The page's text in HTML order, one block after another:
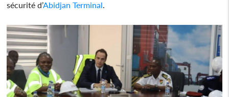
sécurité d’Abidjan Terminal